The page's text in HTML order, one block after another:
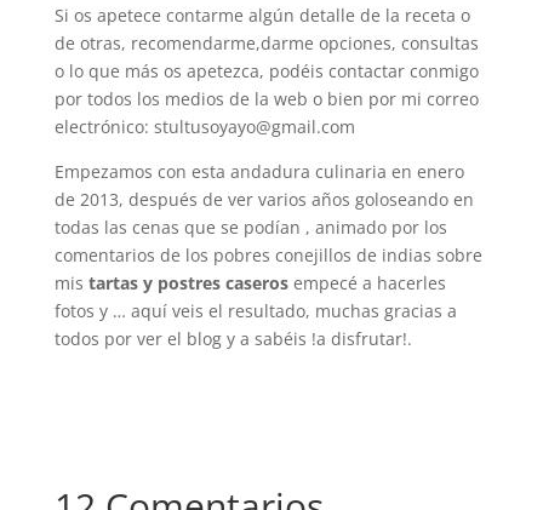
Si os apetece contarme algún detalle de la receta o
de otras, recomendarme,darme opciones, consultas
o lo que más os apetezca, podéis contactar conmigo
por todos los medios de la web o bien por mi correo
electrónico: stultusoyayo@gmail.com
Empezamos con esta andadura culinaria en enero
de 2013, después de ver varios años goloseando en
todas las cenas que se podían , animado por los
comentarios de los pobres conejillos de indias sobre
mis tartas y postres caseros empecé a hacerles
fotos y … aquí veis el resultado, muchas gracias a
todos por ver el blog y a sabéis !a disfrutar!.